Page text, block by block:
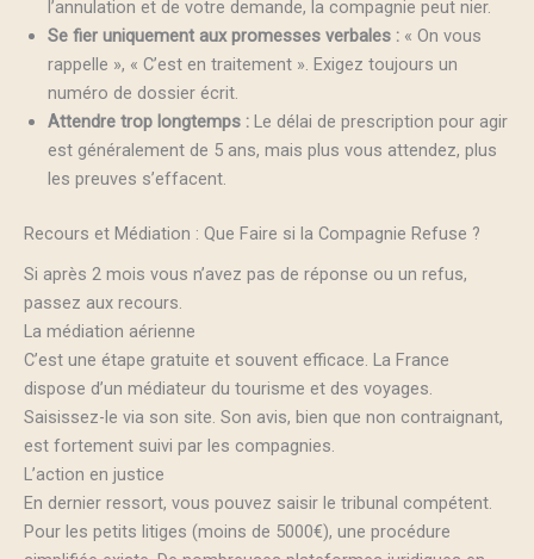
l’annulation et de votre demande, la compagnie peut nier.
Se fier uniquement aux promesses verbales : « On vous
rappelle », « C’est en traitement ». Exigez toujours un
numéro de dossier écrit.
Attendre trop longtemps : Le délai de prescription pour agir
est généralement de 5 ans, mais plus vous attendez, plus
les preuves s’effacent.
Recours et Médiation : Que Faire si la Compagnie Refuse ?
Si après 2 mois vous n’avez pas de réponse ou un refus,
passez aux recours.
La médiation aérienne
C’est une étape gratuite et souvent efficace. La France
dispose d’un médiateur du tourisme et des voyages.
Saisissez-le via son site. Son avis, bien que non contraignant,
est fortement suivi par les compagnies.
L’action en justice
En dernier ressort, vous pouvez saisir le tribunal compétent.
Pour les petits litiges (moins de 5000€), une procédure